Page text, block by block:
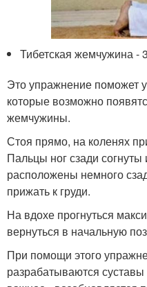
Тибетская жемчужина - 3
Это упражнение поможет
которые возможно
жемчужины.
Стоя прямо, на коленях
Пальцы ног сзади
расположены немного
прижать к груди.
На вдохе прогнуться
вернуться в начальную
При помощи этого
разрабатываются